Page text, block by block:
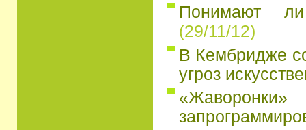
Понимают
(29/11/12)
В Кембридже
угроз